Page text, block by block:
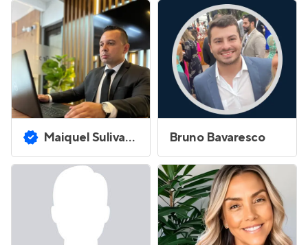
Maiquel Sulivan Ferreira dos Santos Bruno Bavaresco